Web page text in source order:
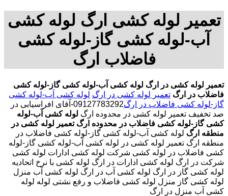
تعمیر لوله کشی ارگ لوله کشی
آب-لوله کشی گاز-لوله کشی
فاضلاب ارگ
تعمیر لوله کشی در ارگ لوله کشی آب-لوله کشی گاز-لوله کشی
فاضلاب در ارگ تعمیر لوله کشی در ارگ لوله کشی آب-لوله کشی
گاز-لوله کشی فاضلاب در ارگ
09127783292-آقای افراسیابی در
صد تخفیف تعمیر لوله کشی در محدوده ارگ لوله کشی آب-لوله
کشی گاز-لوله کشی فاضلاب در محدوده ارگ تعمیر لوله کشی در
منطقه ارگ لوله کشی آب-لوله کشی گاز-لوله کشی فاضلاب در
منطقه ارگ تعمیر لوله کشی در لوله کشی آب-لوله کشی گاز-لوله
کشی فاضلاب در لوله کشی شرکت لوله کشی ادارات لوله کشی
شرکت در ارگ لوله کشی ادارات در ارگ لوله کشی با نرخ اتحادیه
لوله کشی گاز در ارگ لوله کشی آب در ارگ لوله کشی آب منزل
لوله کشی گاز منزل لوله کشی فاضلاب و رفع نشتی لوله لوله
کشی آب منزل در ارگ